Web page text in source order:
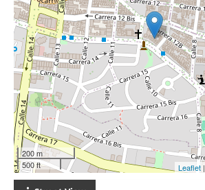
200 m
500 ft
Leaflet